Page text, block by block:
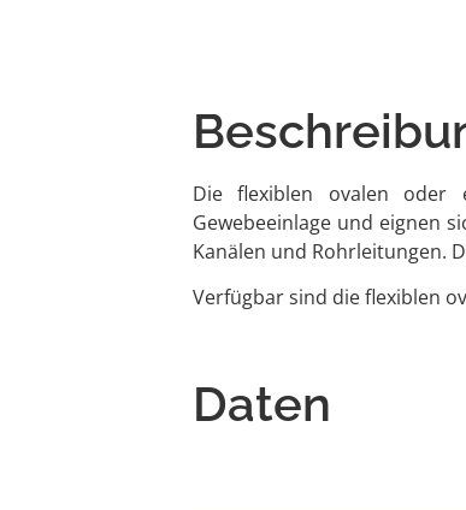
Die flexiblen ovalen oder
Gewebeeinlage und eignen
Kanälen und Rohrleitungen.
Verfügbar sind die flexiblen
Daten